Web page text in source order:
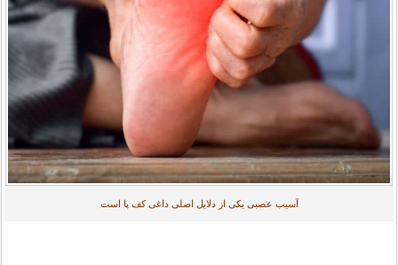
آسیب عصبی یکی از دلایل اصلی داغی کف پا است